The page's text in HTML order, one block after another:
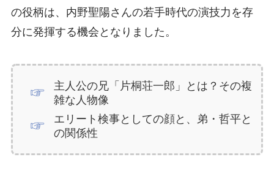
の役柄は、内野聖陽さんの若手時代の演技力を存
分に発揮する機会となりました。
主人公の兄「片桐荘一郎」とは？その複
雑な人物像
エリート検事としての顔と、弟・哲平と
の関係性